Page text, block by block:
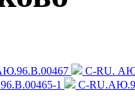
C-RU.
1 C-